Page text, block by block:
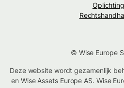
Oplichting
© Wise Europe
Deze website wordt gezamenlijk
en Wise Assets Europe AS. Wise